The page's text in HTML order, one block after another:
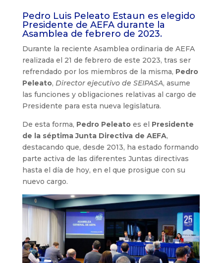
Pedro Luis Peleato Estaun es elegido
Presidente de AEFA durante la
Asamblea de febrero de 2023.
Durante la reciente Asamblea ordinaria de AEFA
realizada el 21 de febrero de este 2023, tras ser
refrendado por los miembros de la misma, Pedro
Peleato, Director ejecutivo de SEIPASA, asume
las funciones y obligaciones relativas al cargo de
Presidente para esta nueva legislatura.
De esta forma, Pedro Peleatoes el Presidente
de la séptima Junta Directiva de AEFA,
destacando que, desde 2013, ha estado formando
parte activa de las diferentes Juntas directivas
hasta el día de hoy, en el que prosigue con su
nuevo cargo.